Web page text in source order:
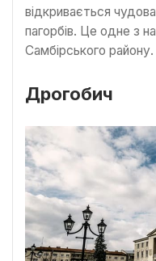
відкривається чудова
пагорбів. Це одне з
Самбірського району.
Дрогобич